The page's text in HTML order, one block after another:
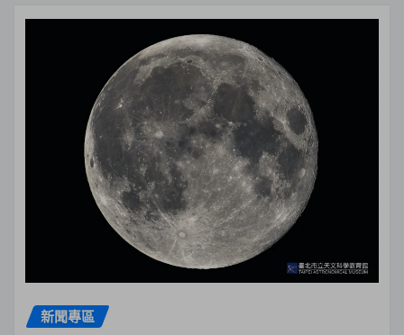
新聞專區